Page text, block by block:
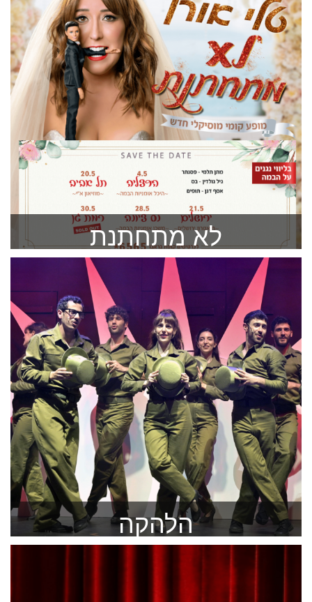
להזמנה >
לא מתחתנת
הכלה המיועדת ננעלת בחדר “חתן כלה”
להזמנה >
הלהקה
חבורה מוכשרת של חיילים וחיילות עם חלומות גדולים